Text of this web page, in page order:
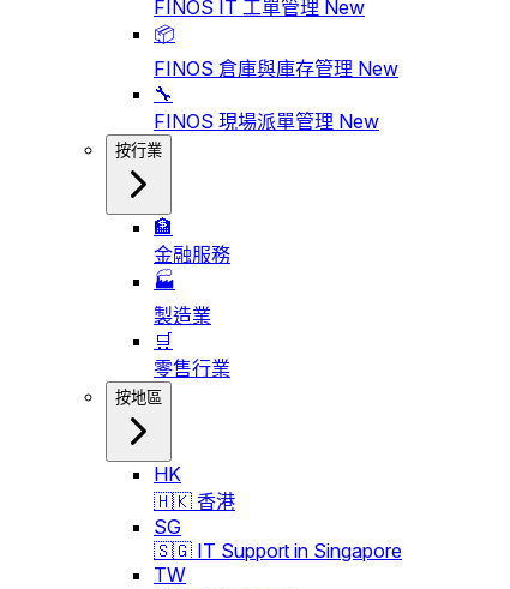
FINOS IT 工單管理 New
📦
FINOS 倉庫與庫存管理 New
🔧
FINOS 現場派單管理 New
按行業
🏦
金融服務
🏭
製造業
🛒
零售行業
按地區
HK
🇭🇰 香港
SG
🇸🇬 IT Support in Singapore
TW